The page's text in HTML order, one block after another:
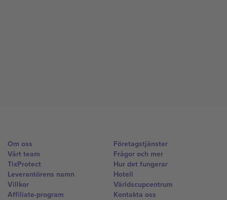
Om oss
Vårt team
TixProtect
Leverantörens namn
Villkor
Affiliate-program
Företagstjänster
Frågor och mer
Hur det fungerar
Hotell
Världscupcentrum
Kontakta oss